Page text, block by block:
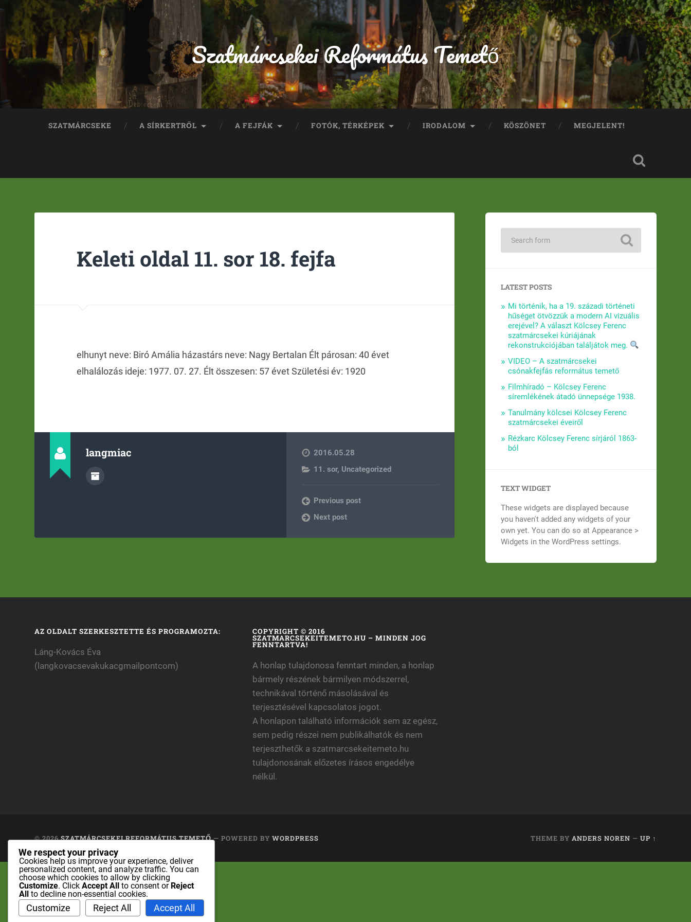
Szatmárcsekei Református Temető
SZATMÁRCSEKE A SÍRKERTRŐL A FEJFÁK FOTÓK, TÉRKÉPEK IRODALOM KÖSZÖNET MEGJELENT!
Keleti oldal 11. sor 18. fejfa
elhunyt neve: Biró Amália házastárs neve: Nagy Bertalan Élt párosan: 40 évet
elhalálozás ideje: 1977. 07. 27. Élt összesen: 57 évet Születési év: 1920
langmiac
2016.05.28
11. sor, Uncategorized
Previous post
Next post
LATEST POSTS
Mi történik, ha a 19. századi történeti
hűséget ötvözzük a modern AI vizuális
erejével? A választ Kölcsey Ferenc
szatmárcsekei kúriájának
rekonstrukciójában találjátok meg.
VIDEO – A szatmárcsekei
csónakfejfás református temető
Filmhíradó – Kölcsey Ferenc
síremlékének átadó ünnepsége 1938.
Tanulmány kölcsei Kölcsey Ferenc
szatmárcsekei éveiről
Rézkarc Kölcsey Ferenc sírjáról 1863-
ból
TEXT WIDGET
These widgets are displayed because
you haven't added any widgets of your
own yet. You can do so at Appearance >
Widgets in the WordPress settings.
AZ OLDALT SZERKESZTETTE ÉS PROGRAMOZTA:
Láng-Kovács Éva
(langkovacsevakukacgmailpontcom)
COPYRIGHT © 2016
SZATMARCSEKEITEMETO.HU – MINDEN JOG
FENNTARTVA!
A honlap tulajdonosa fenntart minden, a honlap
bármely részének bármilyen módszerrel,
technikával történő másolásával és
terjesztésével kapcsolatos jogot.
A honlapon található információk sem az egész,
sem pedig részei nem publikálhatók és nem
terjeszthetők a szatmarcsekeitemeto.hu
tulajdonosának előzetes írásos engedélye
nélkül.
© 2026SZATMÁRCSEKEI REFORMÁTUS TEMETŐ— POWERED BYWORDPRESS THEME BY ANDERS NOREN — UP ↑
We respect your privacy
Cookies help us improve your experience, deliver
personalized content, and analyze traffic. You can
choose which cookies to allow by clicking
Customize. Click Accept All to consent or Reject
All
to decline non-essential cookies.
Customize Reject All Accept All